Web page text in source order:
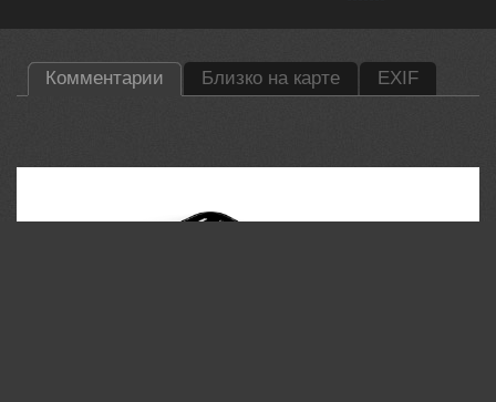
Комментарии Близко на карте EXIF